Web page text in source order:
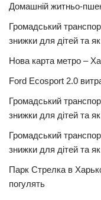
Домашній житньо-
Громадський
знижки для дітей та
Нова карта метро –
Ford Ecosport 2.0
Громадський
знижки для дітей та
Громадський
знижки для дітей та
Парк Стрелка в
погулять